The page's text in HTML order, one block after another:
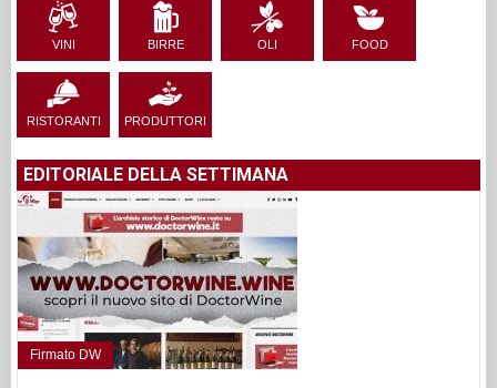
VINI BIRRE OLI FOOD
RISTORANTI PRODUTTORI
EDITORIALE DELLA SETTIMANA
Firmato DW